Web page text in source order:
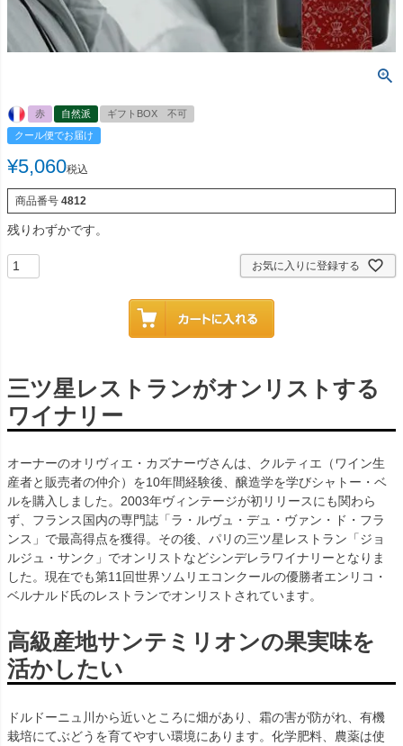
赤 自然派
ギフトBOX 不可
クール便でお届け
¥5,060税込
商品番号 4812
残りわずかです。
お気に入りに登録する
三ツ星レストランがオンリストする
ワイナリー
オーナーのオリヴィエ・カズナーヴさんは、クルティエ（ワイン生
産者と販売者の仲介）を10年間経験後、醸造学を学びシャトー・ベ
ルを購入しました。2003年ヴィンテージが初リリースにも関わら
ず、フランス国内の専門誌「ラ・ルヴュ・デュ・ヴァン・ド・フラ
ンス」で最高得点を獲得。その後、パリの三ツ星レストラン「ジョ
ルジュ・サンク」でオンリストなどシンデレラワイナリーとなりま
した。現在でも第11回世界ソムリエコンクールの優勝者エンリコ・
ベルナルド氏のレストランでオンリストされています。
高級産地サンテミリオンの果実味を
活かしたい
ドルドーニュ川から近いところに畑があり、霜の害が防がれ、有機
栽培にてぶどうを育てやすい環境にあります。化学肥料、農薬は使